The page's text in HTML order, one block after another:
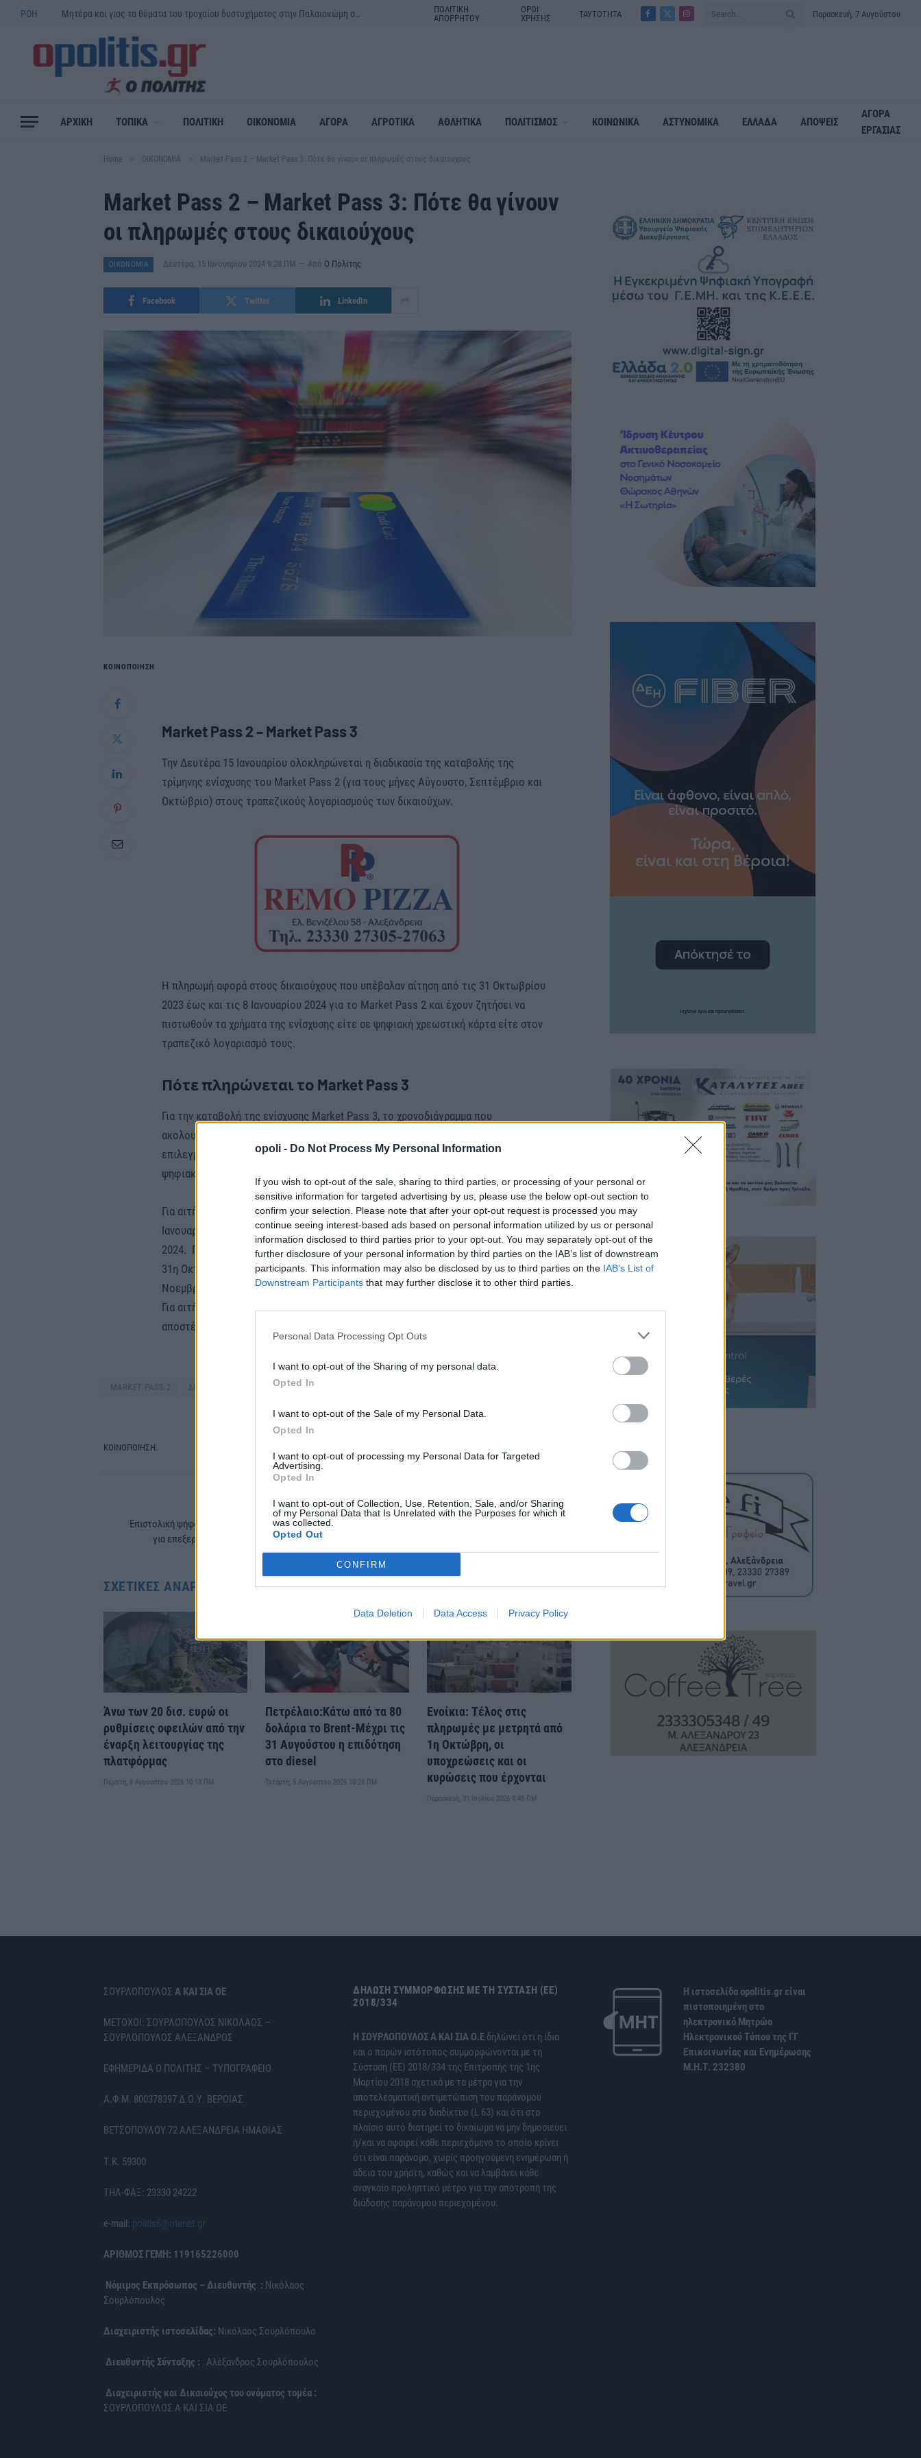
opoli - Do Not Process My Personal Information
If you wish to opt-out of the sale, sharing to third parties, or processing of your personal or
sensitive information for targeted advertising by us, please use the below opt-out section to
confirm your selection. Please note that after your opt-out request is processed you may
continue seeing interest-based ads based on personal information utilized by us or personal
information disclosed to third parties prior to your opt-out. You may separately opt-out of the
further disclosure of your personal information by third parties on the IAB’s list of downstream
participants. This information may also be disclosed by us to third parties on the IAB’s List of
Downstream Participants that may further disclose it to other third parties.
Personal Data Processing Opt Outs
I want to opt-out of the Sharing of my personal data.
Opted In
I want to opt-out of the Sale of my Personal Data.
Opted In
I want to opt-out of processing my Personal Data for Targeted
Advertising.
Opted In
I want to opt-out of Collection, Use, Retention, Sale, and/or Sharing
of my Personal Data that Is Unrelated with the Purposes for which it
was collected.
Opted Out
CONFIRM
Data Deletion Data Access Privacy Policy
ΡΟΗ
ΠΟΛΙΤΙΚΗ
ΑΠΟΡΡΗΤΟΥ
ΟΡΟΙ
ΧΡΗΣΗΣ
ΤΑΥΤΟΤΗΤΑ
Facebook
X
Instagram
Παρασκευή, 7 Αυγούστου
ΑΡΧΙΚΗ ΤΟΠΙΚΑ ΠΟΛΙΤΙΚΗ ΟΙΚΟΝΟΜΙΑ ΑΓΟΡΑ ΑΓΡΟΤΙΚΑ ΑΘΛΗΤΙΚΑ ΠΟΛΙΤΙΣΜΟΣ ΚΟΙΝΩΝΙΚΑ ΑΣΤΥΝΟΜΙΚΑ ΕΛΛΑΔΑ ΑΠΟΨΕΙΣ
ΑΓΟΡΑ
ΕΡΓΑΣΙΑΣ
Home ΟΙΚΟΝΟΜΙΑ Market Pass 2 – Market Pass 3: Πότε θα γίνουν οι πληρωμές στους δικαιούχους
Market Pass 2 – Market Pass 3: Πότε θα γίνουν
οι πληρωμές στους δικαιούχους
ΟΙΚΟΝΟΜΙΑ Δευτέρα, 15 Ιανουαρίου 2024 9:28 ΠΜ Από Ο Πολίτης
Facebook Twitter LinkedIn
ΚΟΙΝΟΠΟΙΗΣΗ
Market Pass 2 – Market Pass 3
Την Δευτέρα 15 Ιανουαρίου ολοκληρώνεται η διαδικασία της καταβολής της
τρίμηνης ενίσχυσης του Market Pass 2 (για τους μήνες Αύγουστο, Σεπτέμβριο και
Οκτώβριο) στους τραπεζικούς λογαριασμούς των δικαιούχων.
Η πληρωμή αφορά στους δικαιούχους που υπέβαλαν αίτηση από τις 31 Οκτωβρίου
2023 έως και τις 8 Ιανουαρίου 2024 για το Market Pass 2 και έχουν ζητήσει να
πιστωθούν τα χρήματα της ενίσχυσης είτε σε ψηφιακή χρεωστική κάρτα είτε στον
τραπεζικό λογαριασμό τους.
Πότε πληρώνεται το Market Pass 3
Για την καταβολή της ενίσχυσης Market Pass 3, το χρονοδιάγραμμα που
ακολουθείται εξαρτάται από την ημερομηνία υποβολής της αίτησης και την
επιλεγμένη μέθοδο καταβολής (πίστωση σε τραπεζικό λογαριασμό ή έκδοση
ψηφιακής χρεωστικής κάρτας).
Για αιτήσεις που υποβλήθηκαν μετά την 31η Οκτωβρίου 2023 και έως την 8η
Ιανουαρίου 2024, η ενίσχυση αποστέλλεται προς πληρωμή έως την 15η Ιανουαρίου
2024. Για αιτήσεις που υποβλήθηκαν μετά την 25η Σεπτεμβρίου 2023 και έως την
31η Οκτωβρίου 2023, η ενίσχυση αποστέλλεται προς πληρωμή έως την 5η
Νοεμβρίου 2023.
Για αιτήσεις που υποβλήθηκαν έως την 25η Σεπτεμβρίου 2023, η ενίσχυση
αποστέλλεται προς πληρωμή έως την 29η Σεπτεμβρίου 2023.
MARKET PASS 2
ΚΟΙΝΟΠΟΙΗΣΗ.
Facebook Twitter Pinterest LinkedIn Tumblr Telegram
PREVIOUS ARTICLE
Επιστολική ψήφος: Στη Βουλή το νομοσχέδιο
για επεξεργασία στην αρμόδια επιτροπή
NEXT ARTICLE
ΣΧΕΤΙΚΈΣ ΑΝΑΡΤΉΣΕΙΣ
Άνω των 20 δισ. ευρώ οι
ρυθμίσεις οφειλών από την
έναρξη λειτουργίας της
πλατφόρμας
Πέμπτη, 6 Αυγούστου 2026 10:13 ΠΜ
Πετρέλαιο:Κάτω από τα 80
δολάρια το Brent-Μέχρι τις
31 Αυγούστου η επιδότηση
στο diesel
Τετάρτη, 5 Αυγούστου 2026 10:28 ΠΜ
Ενοίκια: Τέλος στις
πληρωμές με μετρητά από
1η Οκτώβρη, οι
υποχρεώσεις και οι
κυρώσεις που έρχονται
Παρασκευή, 31 Ιουλίου 2026 9:45 ΠΜ
ΣΟΥΡΛΟΠΟΥΛΟΣ Α ΚΑΙ ΣΙΑ ΟΕ
ΜΕΤΟΧΟΙ: ΣΟΥΡΛΟΠΟΥΛΟΣ ΝΙΚΟΛΑΟΣ –
ΣΟΥΡΛΟΠΟΥΛΟΣ ΑΛΕΞΑΝΔΡΟΣ
ΕΦΗΜΕΡΙΔΑ Ο ΠΟΛΙΤΗΣ – ΤΥΠΟΓΡΑΦΕΙΟ
Α.Φ.Μ. 800378397 Δ.Ο.Υ. ΒΕΡΟΙΑΣ
ΒΕΤΣΟΠΟΥΛΟΥ 72 ΑΛΕΞΑΝΔΡΕΙΑ ΗΜΑΘΙΑΣ
Τ.Κ. 59300
ΤΗΛ-ΦΑΞ: 23330 24222
e-mail: politis6@otenet.gr
ΑΡΙΘΜΟΣ ΓΕΜΗ: 119165226000
Νόμιμος Εκπρόσωπος – Διευθυντής : Νικόλαος
Σουρλόπουλος
Διαχειριστής ιστοσελίδας: Νικόλαος Σουρλόπουλο
Διευθυντής Σύνταξης : Αλέξανδρος Σουρλόπουλος
Διαχειριστής και Δικαιούχος του ονόματος τομέα :
ΣΟΥΡΛΟΠΟΥΛΟΣ Α ΚΑΙ ΣΙΑ ΟΕ
ΔΉΛΩΣΗ ΣΥΜΜΌΡΦΩΣΗΣ ΜΕ ΤΗ ΣΎΣΤΑΣΗ (ΕΕ)
2018/334
H ΣΟΥΡΛΟΠΟΥΛΟΣ Α ΚΑΙ ΣΙΑ Ο.Ε δηλώνει ότι η ίδια
και ο παρών ιστότοπος συμμορφώνονται με τη
Σύσταση (ΕΕ) 2018/334 της Επιτροπής της 1ης
Μαρτίου 2018 σχετικά με τα μέτρα για την
αποτελεσματική αντιμετώπιση του παράνομου
περιεχομένου στο διαδίκτυο (L 63) και ότι στο
πλαίσιο αυτό διατηρεί το δικαίωμα να μην δημοσιεύει
ή/και να αφαιρεί κάθε περιεχόμενο το οποίο κρίνει
ότι είναι παράνομο, χωρίς προηγούμενη ενημέρωση ή
άδεια του χρήστη, καθώς και να λαμβάνει κάθε
αναγκαίο προληπτικό μέτρο για την αποτροπή της
διάδοσης παράνομου περιεχομένου.
Η ιστοσελίδα opolitis.gr είναι
πιστοποιημένη στο
ηλεκτρονικό Μητρώο
Ηλεκτρονικού Τύπου της ΓΓ
Επικοινωνίας και Ενημέρωσης
Μ.Η.Τ. 232380